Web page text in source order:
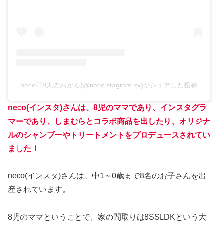
neco♡8人のおかん(@neco.stagram.xx)がシェアした投稿
neco(インスタ)さんは、8児のママであり、インスタグラ
マーであり、しまむらとコラボ商品を出したり、オリジナ
ルのシャンプーやトリートメントをプロデュースされてい
ました！
neco(インスタ)さんは、中1～0歳まで8名のお子さんを出
産されています。
8児のママということで、家の間取りは8SSLDKという大